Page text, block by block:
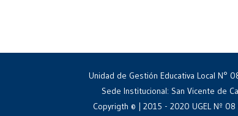
Unidad de Gestión Educativa Local N°
Sede Institucional: San Vicente de
Copyrigth © | 2015 - 2020 UGEL Nº 08